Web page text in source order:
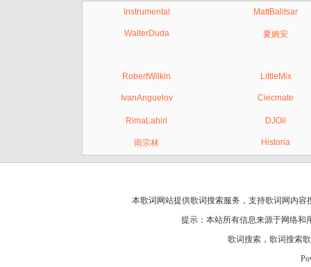
Instrumental MattBalitsar
WalterDuda 夏婉安
RobertWilkin LittleMix
IvanAnguelov Ciecmate
RimaLahiri DJOil
雨宗林 Historia
本歌词网站提供歌词搜索服务，支持歌词网 内容
提示：本站所有信息来源于网络
歌词搜索 ， 歌词搜索